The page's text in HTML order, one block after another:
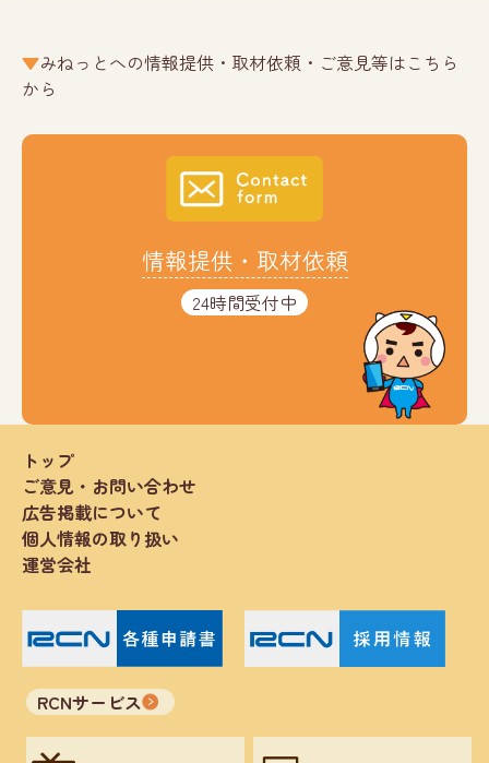
みねっとへの情報提供・取材依頼・ご意見等はこちら
から
情報提供・取材依頼
24時間受付中
トップ
ご意見・お問い合わせ
広告掲載について
個人情報の取り扱い
運営会社
RCNサービス